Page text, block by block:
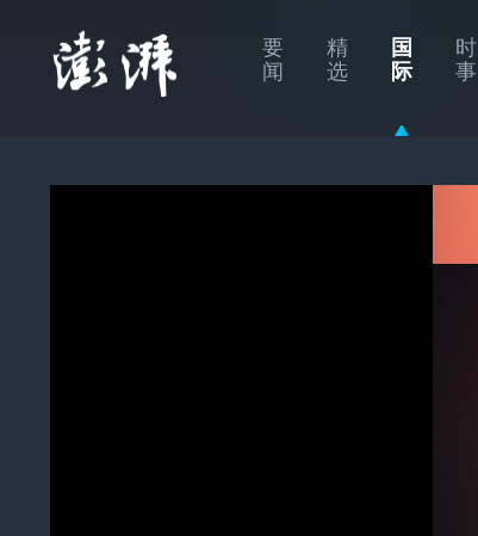
要
闻
精
选
国
际
时
事